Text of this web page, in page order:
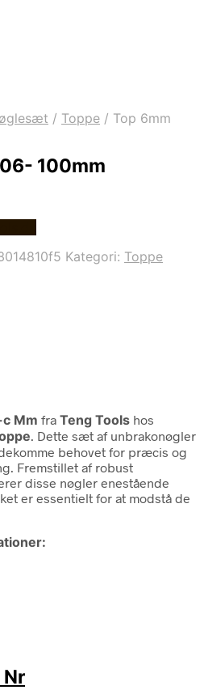
/ Toppe / Top 6mm
100mm
Kategori: Toppe
Mm fra Teng Tools hos
. Dette sæt af unbrakonøgler
behovet for præcis og
Fremstillet af robust
disse nøgler enestående
er essentielt for at modstå de